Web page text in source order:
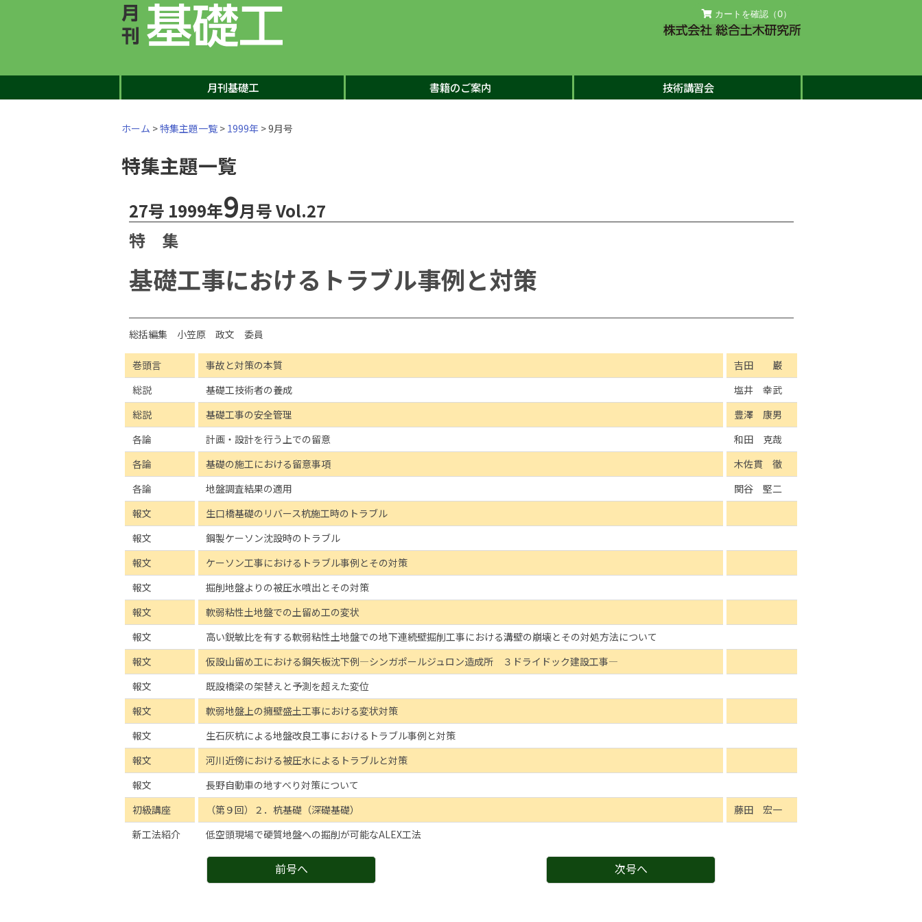
カートを確認（0）
月刊基礎工 書籍のご案内 技術講習会
ホーム >特集主題一覧 > 1999年 > 9月号
特集主題一覧
27号 1999年9月号 Vol.27
特 集
基礎工事におけるトラブル事例と対策
総括編集 小笠原 政文 委員
巻頭言 事故と対策の本質
吉田 巌
総説
基礎工技術者の養成
塩井 幸武
総説
基礎工事の安全管理
豊澤 康男
各論
計画・設計を行う上での留意
和田 克哉
各論
基礎の施工における留意事項
木佐貫 徹
各論
地盤調査結果の適用
関谷 堅二
報文
生口橋基礎のリバース杭施工時のトラブル
報文
鋼製ケーソン沈設時のトラブル
報文
ケーソン工事におけるトラブル事例とその対策
報文
掘削地盤よりの被圧水噴出とその対策
報文
軟弱粘性土地盤での土留め工の変状
報文
高い鋭敏比を有する軟弱粘性土地盤での地下連続壁掘削工事における溝壁の崩壊とその対処方法について
報文
仮設山留め工における鋼矢板沈下例―シンガポールジュロン造成所 ３ドライドック建設工事―
報文
既設橋梁の架替えと予測を超えた変位
報文
軟弱地盤上の擁壁盛土工事における変状対策
報文
生石灰杭による地盤改良工事におけるトラブル事例と対策
報文
河川近傍における被圧水によるトラブルと対策
報文
長野自動車の地すべり対策について
初級講座
（第９回）２．杭基礎（深礎基礎）
藤田 宏一
新工法紹介
低空頭現場で硬質地盤への掘削が可能なALEX工法
前号へ 次号へ